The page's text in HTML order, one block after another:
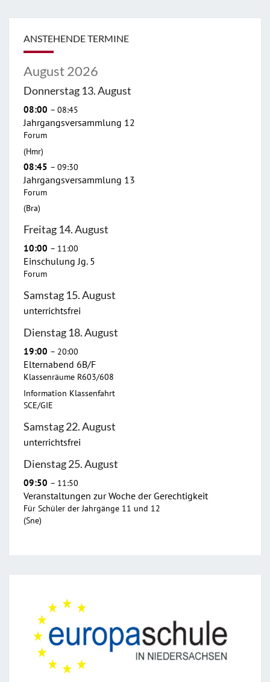
ANSTEHENDE TERMINE
August 2026
Donnerstag 13.August
08:00 – 08:45
Jahrgangsversammlung 12
Forum
(Hmr)
08:45 – 09:30
Jahrgangsversammlung 13
Forum
(Bra)
Freitag 14.August
10:00 – 11:00
Einschulung Jg. 5
Forum
Samstag 15.August
unterrichtsfrei
Dienstag 18.August
19:00 – 20:00
Elternabend 6B/F
Klassenräume R603/608
Information Klassenfahrt
SCE/GIE
Samstag22.August
unterrichtsfrei
Dienstag25.August
09:50 – 11:50
Veranstaltungen zur Woche der Gerechtigkeit
Für Schüler der Jahrgänge 11 und 12
(Sne)